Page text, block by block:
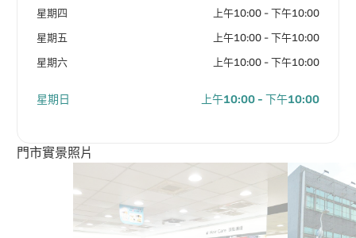
星期四 上午10:00 - 下午10:00
星期五 上午10:00 - 下午10:00
星期六 上午10:00 - 下午10:00
星期日 上午10:00 - 下午10:00
門市實景照片